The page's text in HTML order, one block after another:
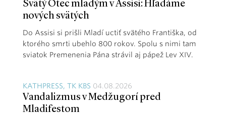
Svätý Otec mladým v Assisi: Hľadáme
nových svätých
Do Assisi si prišli Mladí uctiť svätého Františka, od
ktorého smrti ubehlo 800 rokov. Spolu s nimi tam
sviatok Premenenia Pána strávil aj pápež Lev XIV.
KATHPRESS, TK KBS 04.08.2026
Vandalizmus v Medžugorí pred
Mladifestom